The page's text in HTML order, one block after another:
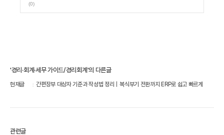
(0)
'경리·회계·세무 가이드/경리회계'의 다른글
현재글 간편장부 대상자 기준과 작성법 정리｜복식부기 전환까지 ERP로 쉽고 빠르게
관련글